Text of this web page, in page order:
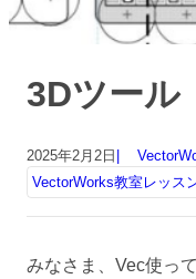
3Dツール
2025年2月2日
VectorWorks教室レッス
みなさま、Vec使っ